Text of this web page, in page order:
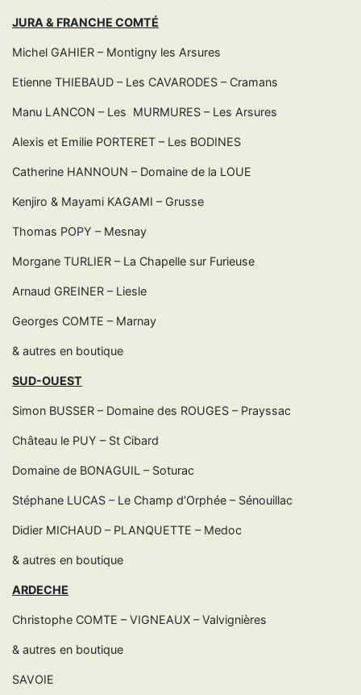
JURA & FRANCHE COMTÉ
Michel GAHIER – Montigny les Arsures
Etienne THIEBAUD – Les CAVARODES – Cramans
Manu LANCON – Les MURMURES – Les Arsures
Alexis et Emilie PORTERET – Les BODINES
Catherine HANNOUN – Domaine de la LOUE
Kenjiro & Mayami KAGAMI – Grusse
Thomas POPY – Mesnay
Morgane TURLIER – La Chapelle sur Furieuse
Arnaud GREINER – Liesle
Georges COMTE – Marnay
& autres en boutique
SUD-OUEST
Simon BUSSER – Domaine des ROUGES – Prayssac
Château le PUY – St Cibard
Domaine de BONAGUIL – Soturac
Stéphane LUCAS – Le Champ d’Orphée – Sénouillac
Didier MICHAUD – PLANQUETTE – Medoc
& autres en boutique
ARDECHE
Christophe COMTE – VIGNEAUX – Valvignières
& autres en boutique
SAVOIE